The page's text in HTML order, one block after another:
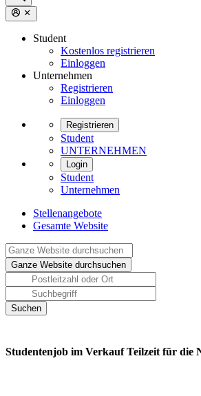
Student
Kostenlos registrieren
Einloggen
Unternehmen
Registrieren
Einloggen
Registrieren
Student
UNTERNEHMEN
Login
Student
Unternehmen
Stellenangebote
Gesamte Website
Studentenjob im Verkauf Teilzeit für die